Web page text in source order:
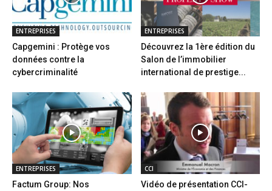
ENTREPRISES
Capgemini : Protège vos
données contre la
cybercriminalité
ENTREPRISES
Découvrez la 1ère édition du
Salon de l’immobilier
international de prestige...
ENTREPRISES
Factum Group: Nos
CCI
Vidéo de présentation CCI-